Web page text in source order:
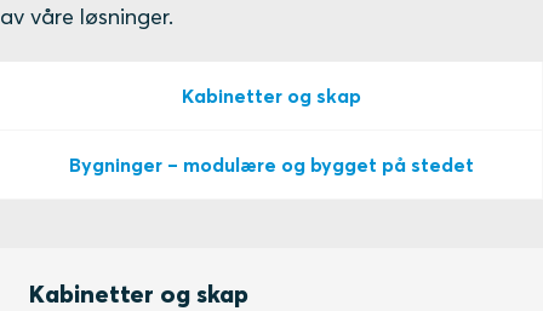
av våre løsninger.
Kabinetter og skap
Bygninger – modulære og bygget på stedet
Kabinetter og skap